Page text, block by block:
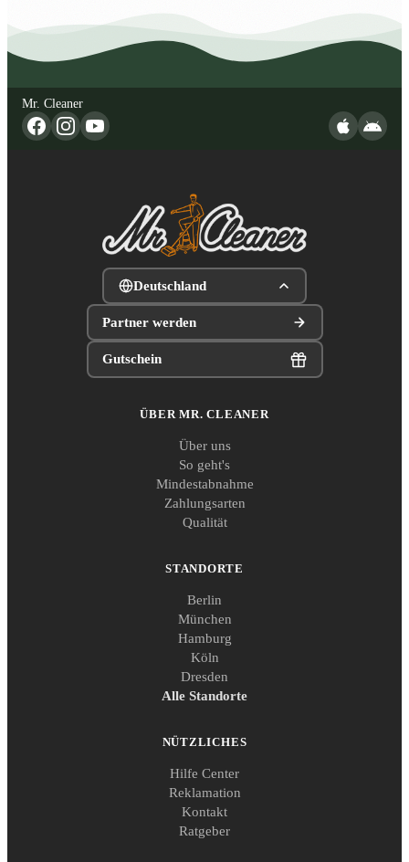
Mr. Cleaner
Deutschland
Partner werden
Gutschein
ÜBER MR. CLEANER
Über uns
So geht's
Mindestabnahme
Zahlungsarten
Qualität
STANDORTE
Berlin
München
Hamburg
Köln
Dresden
Alle Standorte
NÜTZLICHES
Hilfe Center
Reklamation
Kontakt
Ratgeber